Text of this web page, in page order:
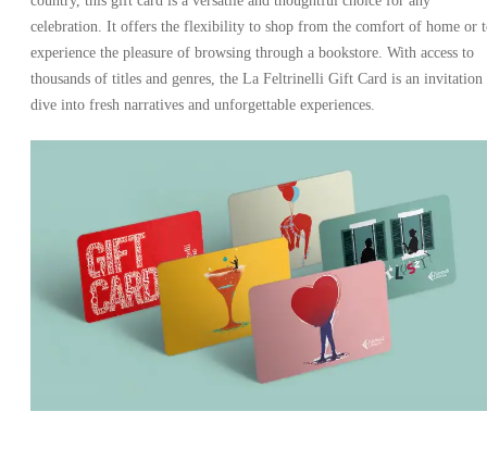
celebration. It offers the flexibility to shop from the comfort of home or
experience the pleasure of browsing through a bookstore. With access to
thousands of titles and genres, the La Feltrinelli Gift Card is an invitation
dive into fresh narratives and unforgettable experiences.